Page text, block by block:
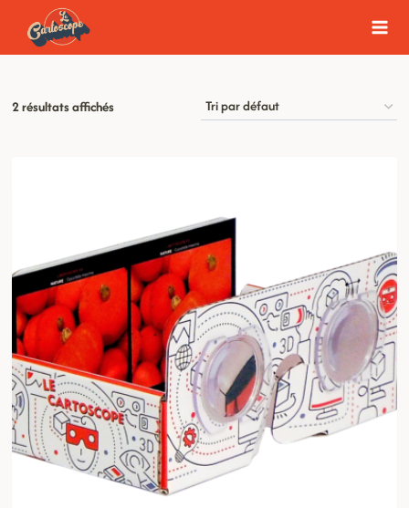
contenu
2 résultats affichés